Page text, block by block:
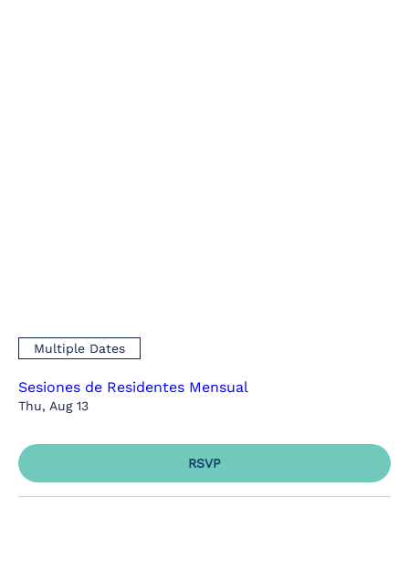
Multiple Dates
Sesiones de Residentes Mensual
Thu, Aug 13
RSVP